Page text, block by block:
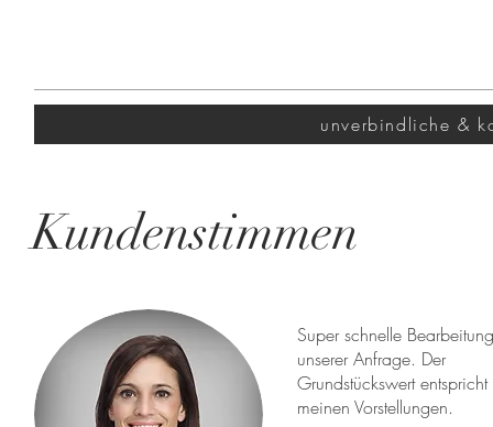
unverbindliche &
Kundenstimmen
Super schnelle Bearbeitung
unserer Anfrage. Der
Grundstückswert entspricht
meinen Vorstellungen.